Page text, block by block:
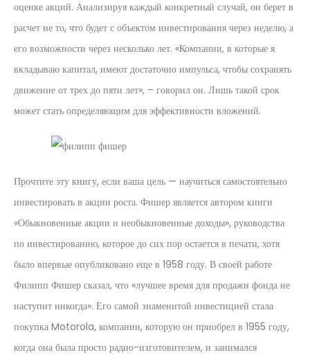
оценке акций. Анализируя каждый конкретный случай, он берет в
расчет не то, что будет с объектом инвестирования через неделю, а
его возможности через несколько лет. «Компании, в которые я
вкладываю капитал, имеют достаточно импульса, чтобы сохранять
движение от трех до пяти лет», – говорил он. Лишь такой срок
может стать определяющим для эффективности вложений.
Прочтите эту книгу, если ваша цель — научиться самостоятельно
инвестировать в акции роста. Фишер является автором книги
«Обыкновенные акции и необыкновенные доходы», руководства
по инвестированию, которое до сих пор остается в печати, хотя
было впервые опубликовано еще в 1958 году. В своей работе
Филипп Фишер сказал, что «лучшее время для продажи фонда не
наступит никогда». Его самой знаменитой инвестицией стала
покупка Motorola, компании, которую он приобрел в 1955 году,
когда она была просто радио-изготовителем, и занимался